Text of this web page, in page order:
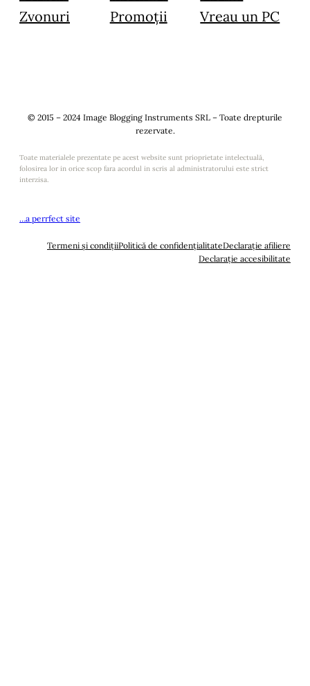
Zvonuri
Promoții
Vreau un PC
© 2015 – 2024 Image Blogging Instruments SRL – Toate drepturile
rezervate.
Toate materialele prezentate pe acest website sunt prioprietate intelectuală,
folosirea lor in orice scop fara acordul in scris al administratorului este strict
interzisa.
…a perrfect site
Termeni și condițiiPolitică de confidențialitateDeclarație afiliere
Declarație accesibilitate